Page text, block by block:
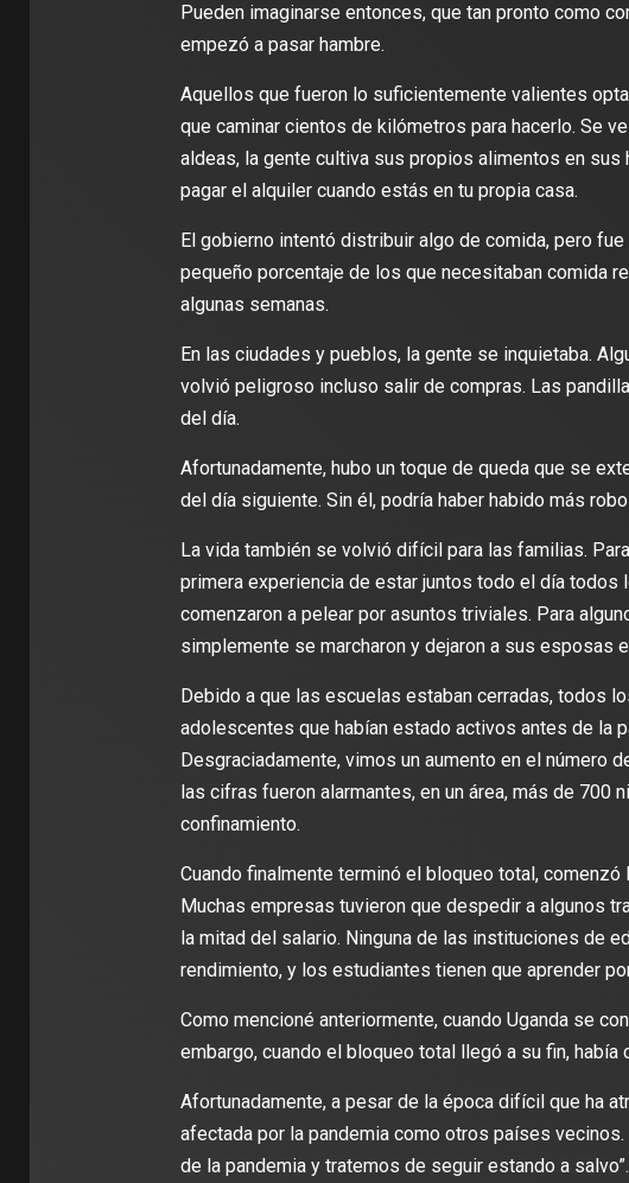
Pueden imaginarse entonces, que tan pronto como
empezó a pasar hambre.
Aquellos que fueron lo suficientemente valientes
que caminar cientos de kilómetros para hacerlo. Se
aldeas, la gente cultiva sus propios alimentos en
pagar el alquiler cuando estás en tu propia casa.
El gobierno intentó distribuir algo de comida, pero
pequeño porcentaje de los que necesitaban comida
algunas semanas.
En las ciudades y pueblos, la gente se inquietaba.
volvió peligroso incluso salir de compras. Las
del día.
Afortunadamente, hubo un toque de queda que se
del día siguiente. Sin él, podría haber habido más
La vida también se volvió difícil para las familias.
primera experiencia de estar juntos todo el día todos
comenzaron a pelear por asuntos triviales. Para
simplemente se marcharon y dejaron a sus esposas
Debido a que las escuelas estaban cerradas, todos
adolescentes que habían estado activos antes de la
Desgraciadamente, vimos un aumento en el número
las cifras fueron alarmantes, en un área, más de 700
confinamiento.
Cuando finalmente terminó el bloqueo total, comenzó
Muchas empresas tuvieron que despedir a algunos
la mitad del salario. Ninguna de las instituciones de
rendimiento, y los estudiantes tienen que aprender
Como mencioné anteriormente, cuando Uganda se
embargo, cuando el bloqueo total llegó a su fin, había
Afortunadamente, a pesar de la época difícil que ha
afectada por la pandemia como otros países
de la pandemia y tratemos de seguir estando a salvo”.